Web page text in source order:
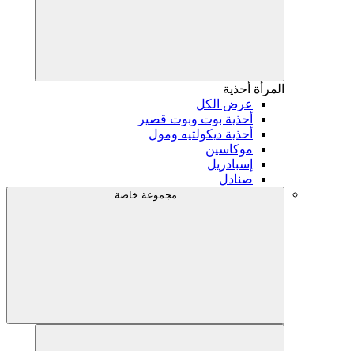
المرأة أحذية
عرض الكل
أحذية بوت وبوت قصير
أحذية ديكولتيه ومول
موكاسين
إسبادريل
صنادل
مجموعة خاصة